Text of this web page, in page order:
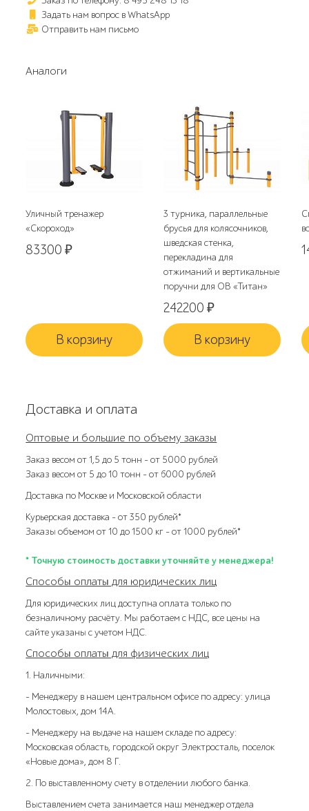
Задать нам вопрос в WhatsApp
Отправить нам письмо
Аналоги
Уличный тренажер
«Скороход»
83300₽
В корзину
3 турника, параллельные
брусья для колясочников,
шведская стенка,
перекладина для
отжиманий и вертикальные
поручни для ОВ «Титан»
242200₽
В корзину
Доставка и оплата
Оптовые и большие по объему заказы
Заказ весом от 1,5 до 5 тонн – от 5000 рублей
Заказ весом от 5 до 10 тонн – от 6000 рублей
Доставка по Москве и Московской области
Курьерская доставка – от 350 рублей*
Заказы объемом от 10 до 1500 кг – от 1000 рублей*
* Точную стоимость доставки уточняйте у менеджера!
Способы оплаты для юридических лиц
Для юридических лиц доступна оплата только по
безналичному расчёту. Мы работаем с НДС, все цены на
сайте указаны с учетом НДС.
Способы оплаты для физических лиц
1. Наличными:
- Менеджеру в нашем центральном офисе по адресу: улица
Молостовых, дом 14А.
- Менеджеру на выдаче на нашем складе по адресу:
Московская область, городской округ Электросталь, поселок
«Новые дома», дом 8 Г.
2. По выставленному счету в отделении любого банка.
Выставлением счета занимается наш менеджер отдела